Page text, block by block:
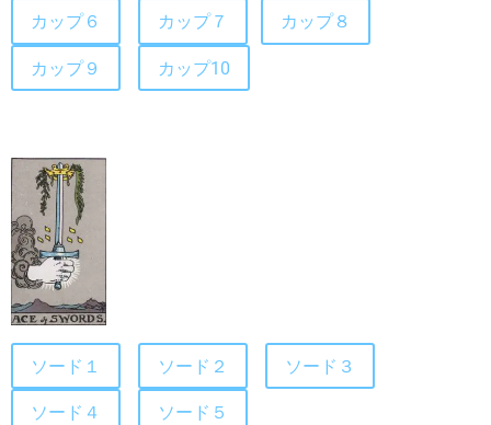
カップ６ カップ７ カップ８
カップ９ カップ10
ソード１ ソード２ ソード３
ソード４ ソード５